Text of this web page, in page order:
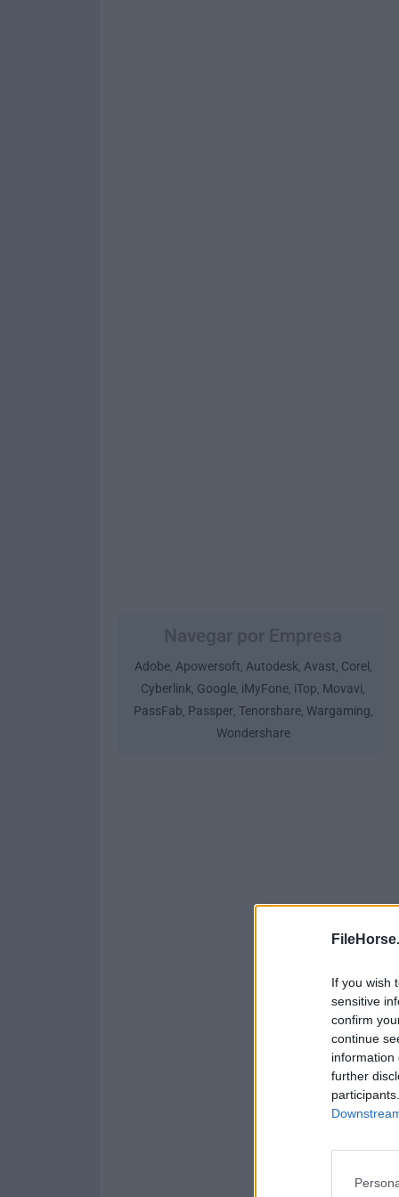
If you wish
sensitive
confirm
continue
information
further
Adobe, Apowersoft, Autodesk, Avast, Corel ,
Cyberlink, Google, iMyFone, iTop, Movavi,
PassFab, Passper, Tenorshare, Wargaming,
Wondershare